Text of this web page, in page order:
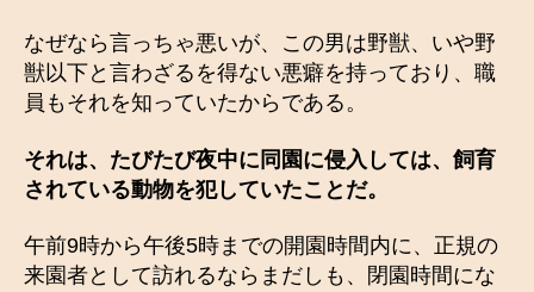
なぜなら言っちゃ悪いが、この男は野獣、いや野
獣以下と言わざるを得ない悪癖を持っており、職
員もそれを知っていたからである。
それは、たびたび夜中に同園に侵入しては、飼育
されている動物を犯していたことだ。
午前9時から午後5時までの開園時間内に、正規の
来園者として訪れるならまだしも、閉園時間にな